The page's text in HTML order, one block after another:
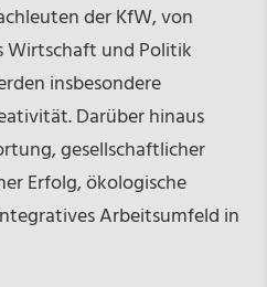
der KfW, von
Wirtschaft und Politik
insbesondere
Darüber hinaus
gesellschaftlicher
Erfolg, ökologische
Arbeitsumfeld in